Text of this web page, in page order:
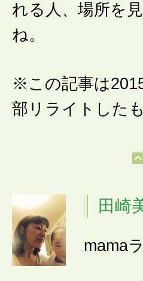
れる人、場所を
ね。
※この記事は
部リライトした
田崎
mama